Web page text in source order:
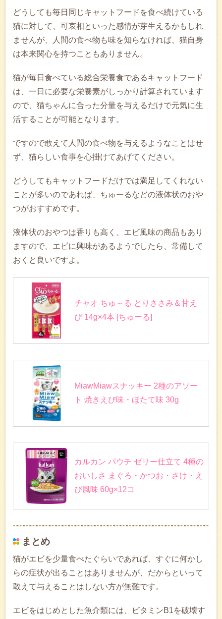
どうしても毎日同じキャットフードを食べ続けている
猫に対して、可哀相といった感情が芽生えるかもしれ
ませんが、人間の食べ物も味を知らなければ、猫自身
は本来関心を持つこともありません。
猫が毎日食べている総合栄養食であるキャットフード
は、一日に必要な栄養素がしっかり計算されています
ので、猫ちゃんに合った分量を与えるだけで元気に生
活することが可能となります。
ですので敢えて人間の食べ物を与えるようなことはせ
ず、猫らしい食事を心掛けてあげてください。
どうしてもキャットフードだけでは満足してくれない
ことが多いのであれば、ちゅーるなどの液体状のおや
つがおすすめです。
液体状のおやつは香りも高く、エビ風味の商品もあり
ますので、エビに興味があるようでしたら、常備して
おくと良いですよ。
チャオ ちゅ～る とりささみ＆甘え
び 14g×4本 [ちゅーる]
MiawMiawスナッキー 2種のアソー
ト 焼きえび味・ほたて味 30g
カルカン パウチ ゼリー仕立て 4種の
おいしさ まぐろ・かつお・さけ・え
び風味 60g×12コ
まとめ
猫がエビを少量食べたぐらいであれば、すぐに何かし
らの症状が出ることはありませんが、だからといって
敢えて与えることはしない方が無難です。
エビをはじめとした魚介類には、ビタミンB1を破壊す